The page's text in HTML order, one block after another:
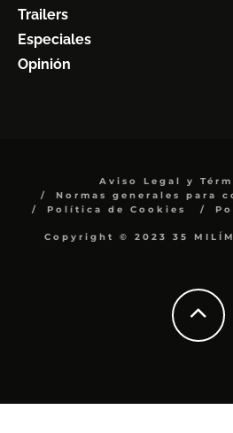
Trailers
Especiales
Opinión
Aviso Legal y
Normas generales para
Política de Cookies
Copyright © 2023 35